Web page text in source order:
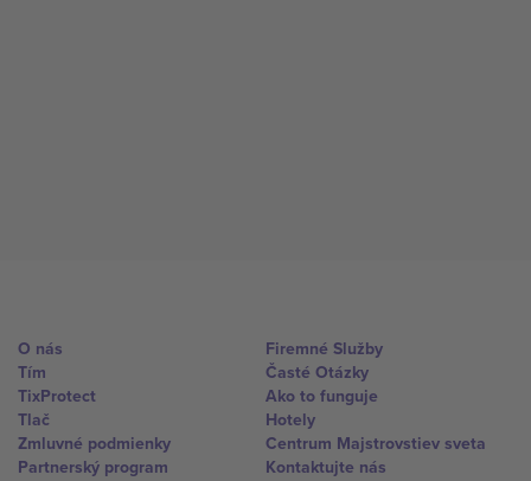
O nás
Tím
TixProtect
Tlač
Zmluvné podmienky
Partnerský program
Firemné Služby
Časté Otázky
Ako to funguje
Hotely
Centrum Majstrovstiev sveta
Kontaktujte nás